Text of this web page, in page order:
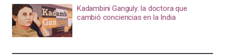
Kadambini Ganguly: la doctora que
cambió conciencias en la India